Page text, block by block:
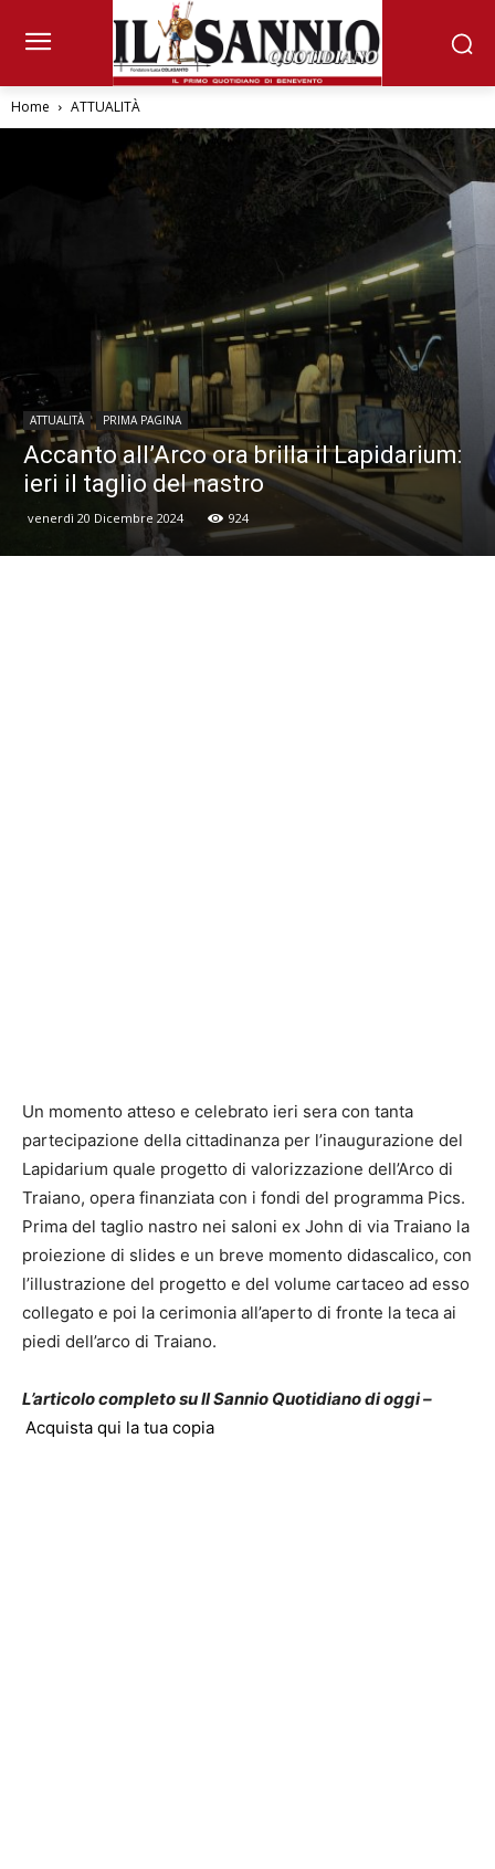
Home ATTUALITÀ
ATTUALITÀ PRIMA PAGINA
Accanto all’Arco ora brilla il Lapidarium:
ieri il taglio del nastro
venerdì 20 Dicembre 2024 924
Un momento atteso e celebrato ieri sera con tanta
partecipazione della cittadinanza per l’inaugurazione del
Lapidarium quale progetto di valorizzazione dell’Arco di
Traiano, opera finanziata con i fondi del programma Pics.
Prima del taglio nastro nei saloni ex John di via Traiano la
proiezione di slides e un breve momento didascalico, con
l’illustrazione del progetto e del volume cartaceo ad esso
collegato e poi la cerimonia all’aperto di fronte la teca ai
piedi dell’arco di Traiano.
L’articolo completo su Il Sannio Quotidiano di oggi –
Acquista qui la tua copia